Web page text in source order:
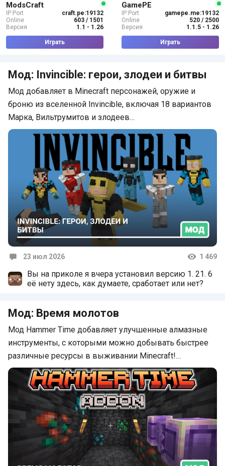
ModsCraft
IP:Port
craft.pe:19132
Online
603 / 1501
Версия
1.1 - 1.26
Играть
GamePE
IP:Port
gamepe.me:19132
Online
520 / 2500
Версия
1.1.5 - 1.26
Играть
Мод: Invincible: герои, злодеи и битвы
Мод добавляет в Minecraft персонажей, оружие и
броню из вселенной Invincible, включая 18 вариантов
Марка, Вильтрумитов и злодеев…
23 июл 2026 1 469
Вы на приколе я вчера установил версию 1. 21. 6
её нету здесь, как думаете, сработает или нет?
Мод: Время молотов
Мод Hammer Time добавляет улучшенные алмазные
инструменты, с которыми можно добывать быстрее
различные ресурсы в выживании Minecraft!…